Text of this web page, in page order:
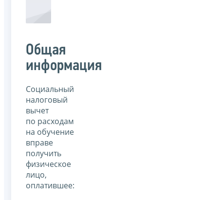
Общая
информация
Социальный
налоговый
вычет
по расходам
на обучение
вправе
получить
физическое
лицо,
оплатившее: